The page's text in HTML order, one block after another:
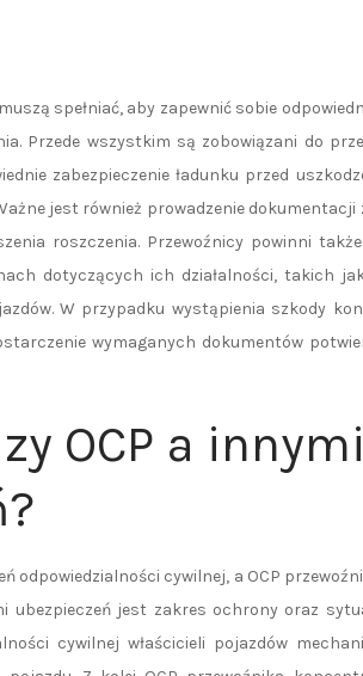
spełniać, aby zapewnić sobie
Przede wszystkim są zobowiązani do
zabezpieczenie ładunku przed
jest również prowadzenie dokumentacji
roszczenia. Przewoźnicy powinni
dotyczących ich działalności, takich
W przypadku wystąpienia szkody
wymaganych dokumentów
OCP a innymi
cywilnej, a OCP
ubezpieczeń jest zakres ochrony oraz
cywilnej właścicieli pojazdów